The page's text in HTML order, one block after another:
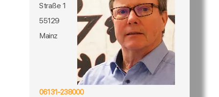
Straße 1
55129
Mainz
06131-238000